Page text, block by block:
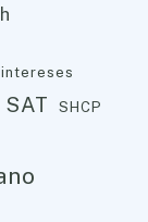
SAT SHCP